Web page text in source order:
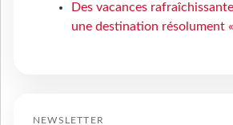
Des vacances
une destination résolument
NEWSLETTER